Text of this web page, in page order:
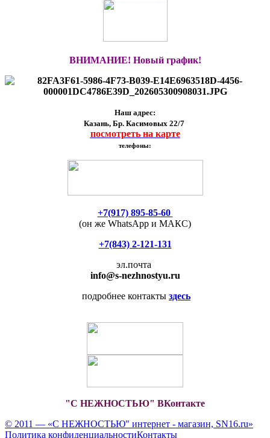
ВНИМАНИЕ! Новый график!
Наш адрес:
Казань, Бр. Касимовых 22/7
посмотреть на карте
телефоны:
+7(917) 895-85-60
(он же WhatsApp и МАКС)
+7(843) 2-121-131
эл.почта
info@s-nezhnostyu.ru
подробнее контакты здесь
"С НЕЖНОСТЬЮ" ВКонтакте
© 2011 — «С НЕЖНОСТЬЮ" интернет - магазин, SN16.ru»
Политика конфиденциальностиКонтакты